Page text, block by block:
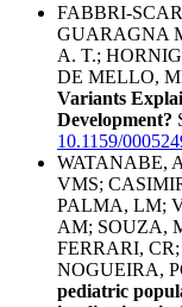
FABBRI-
GUARAGNA
A. T.;
DE MELLO,
Variants
Development?
10.1159/
WATANABE,
VMS;
PALMA, LM;
AM; SOUZA,
FERRARI,
NOGUEIRA,
pediatric